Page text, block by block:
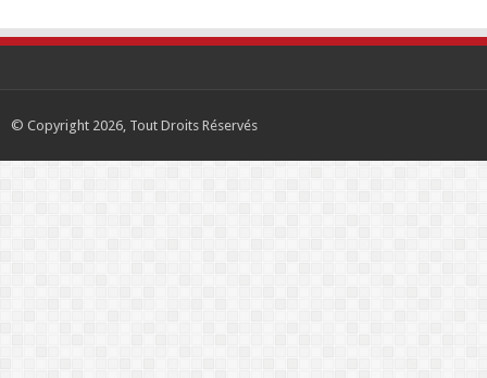
© Copyright 2026, Tout Droits Réservés